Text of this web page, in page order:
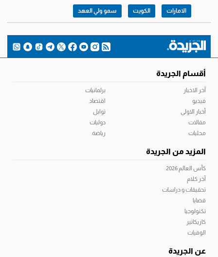
الامارات الكويت سمو ولي العهد
أقسام الجريدة
آخر الاخبار
فيديو
أخبار الاولى
مقالات
محليات
برلمانيات
اقتصاد
توابل
دوليات
رياضة
المزيد من الجريدة
كأس العالم 2026
آخر كلام
تحقيقات و دراسات
قضايا
تكنولوجيا
كاريكاتير
الوفيات
عن الجريدة